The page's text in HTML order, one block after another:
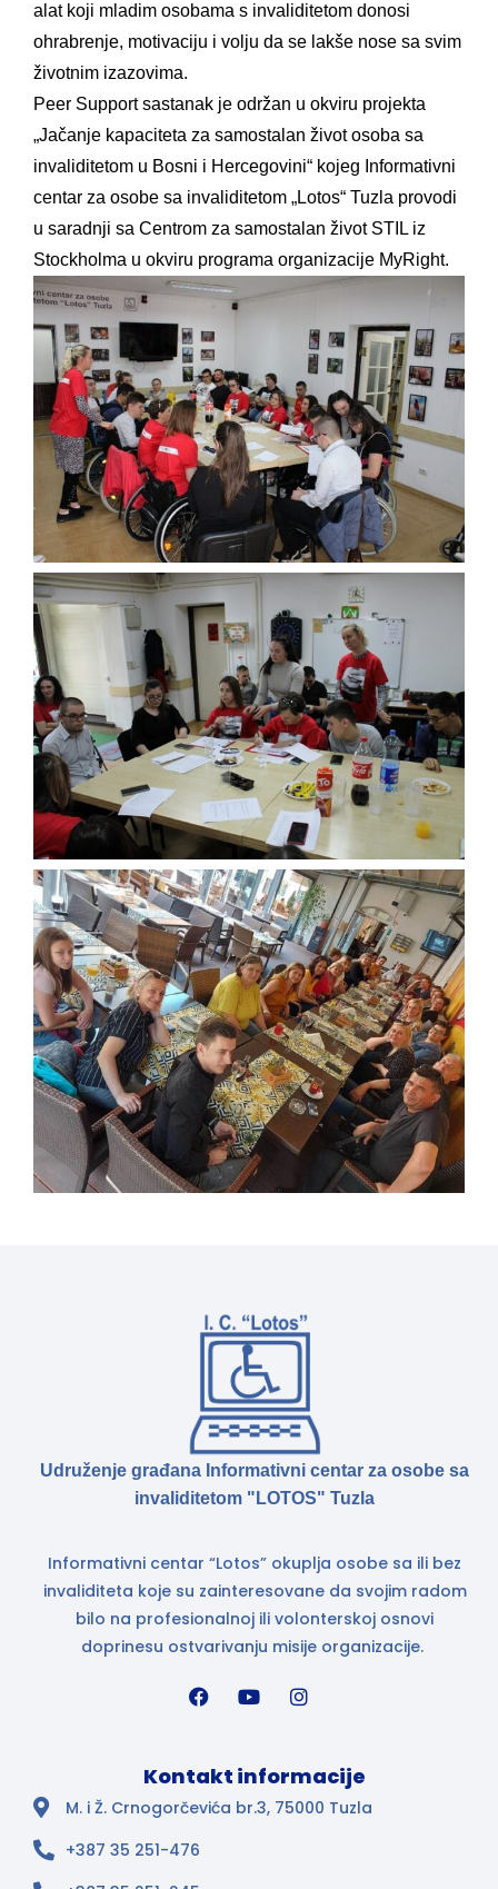
alat koji mladim osobama s invaliditetom donosi
ohrabrenje, motivaciju i volju da se lakše nose sa svim
životnim izazovima.
Peer Support sastanak je održan u okviru projekta
„Jačanje kapaciteta za samostalan život osoba sa
invaliditetom u Bosni i Hercegovini“ kojeg Informativni
centar za osobe sa invaliditetom „Lotos“ Tuzla provodi
u saradnji sa Centrom za samostalan život STIL iz
Stockholma u okviru programa organizacije MyRight.
Udruženje građana Informativni centar za osobe sa
invaliditetom "LOTOS" Tuzla
Informativni centar “Lotos” okuplja osobe sa ili bez
invaliditeta koje su zainteresovane da svojim radom
bilo na profesionalnoj ili volonterskoj osnovi
doprinesu ostvarivanju misije organizacije.
Kontakt informacije
M. i Ž. Crnogorčevića br.3, 75000 Tuzla
+387 35 251-476